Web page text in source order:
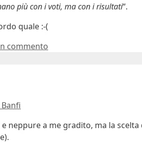
più con i voti, ma con i risultati“.
quale :-(
commento
neppure a me gradito, ma la scelta